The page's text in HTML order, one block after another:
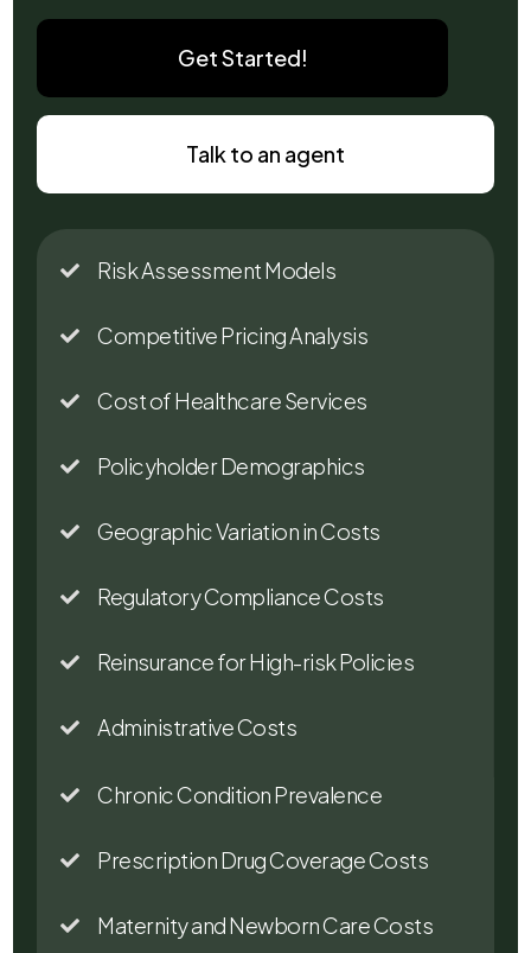
Get Started!
Talk to an agent
 Risk Assessment Models
 Competitive Pricing Analysis
 Cost of Healthcare Services
 Policyholder Demographics
 Geographic Variation in Costs
 Regulatory Compliance Costs
 Reinsurance for High-risk Policies
 Administrative Costs
 Chronic Condition Prevalence
 Prescription Drug Coverage Costs
 Maternity and Newborn Care Costs